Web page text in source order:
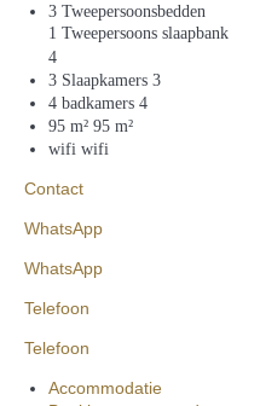
3 Tweepersoonsbedden
1 Tweepersoons slaapbank
4
3 Slaapkamers 3
4 badkamers 4
95 m² 95 m²
wifi wifi
Contact
WhatsApp
WhatsApp
Telefoon
Telefoon
Accommodatie